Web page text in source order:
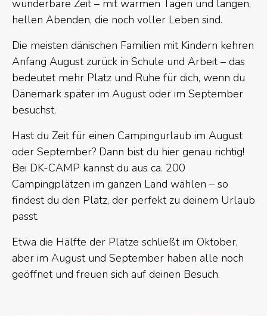
wunderbare Zeit – mit warmen Tagen und langen,
hellen Abenden, die noch voller Leben sind.
Die meisten dänischen Familien mit Kindern kehren
Anfang August zurück in Schule und Arbeit – das
bedeutet mehr Platz und Ruhe für dich, wenn du
Dänemark später im August oder im September
besuchst.
Hast du Zeit für einen Campingurlaub im August
oder September? Dann bist du hier genau richtig!
Bei DK-CAMP kannst du aus ca. 200
Campingplätzen im ganzen Land wählen – so
findest du den Platz, der perfekt zu deinem Urlaub
passt.
Etwa die Hälfte der Plätze schließt im Oktober,
aber im August und September haben alle noch
geöffnet und freuen sich auf deinen Besuch.